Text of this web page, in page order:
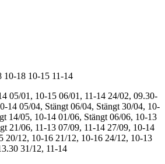
10-18 10-15 11-14
05/01, 10-15 06/01, 11-14 24/02, 09.30-
14 05/04, Stängt 06/04, Stängt 30/04, 10-
14/05, 10-14 01/06, Stängt 06/06, 10-13
21/06, 11-13 07/09, 11-14 27/09, 10-14
20/12, 10-16 21/12, 10-16 24/12, 10-13
31/12, 11-14